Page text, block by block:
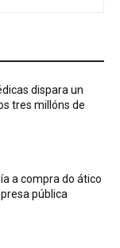
dispara un
tres millóns de
a compra do ático
pública